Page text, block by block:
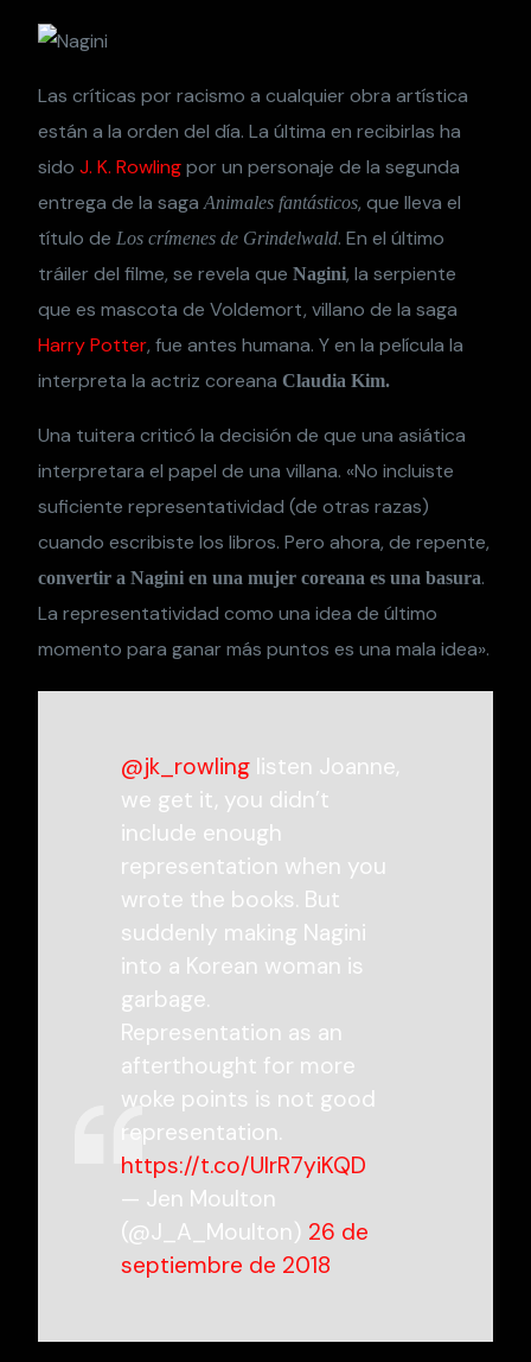
Las críticas por racismo a cualquier obra artística
están a la orden del día. La última en recibirlas ha
sidoJ. K. Rowlingpor un personaje de la segunda
entrega de la sagaAnimales fantásticos, que lleva el
título deLos crímenes de Grindelwald. En el último
tráiler del filme, se revela queNagini, la serpiente
que es mascota de Voldemort, villano de la saga
Harry Potter, fue antes humana. Y en la película la
interpreta la actriz coreanaClaudia Kim.
Una tuitera criticó la decisión de que una asiática
interpretara el papel de una villana. «No incluiste
suficiente representatividad (de otras razas)
cuando escribiste los libros. Pero ahora, de repente,
convertir a Nagini en una mujer coreana es una basura.
La representatividad como una idea de último
momento para ganar más puntos es una mala idea».
@jk_rowling listen Joanne,
we get it, you didn’t
include enough
representation when you
wrote the books. But
suddenly making Nagini
into a Korean woman is
garbage.
Representation as an
afterthought for more
woke points is not good
representation.
https://t.co/UIrR7yiKQD
— Jen Moulton
(@J_A_Moulton) 26 de
septiembre de 2018